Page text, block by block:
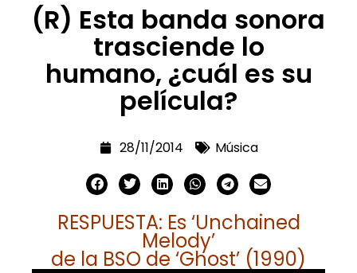
(R) Esta banda sonora
trasciende lo
humano, ¿cuál es su
película?
28/11/2014 Música
RESPUESTA: Es ‘Unchained
Melody’
de la BSO de ‘Ghost’ (1990)